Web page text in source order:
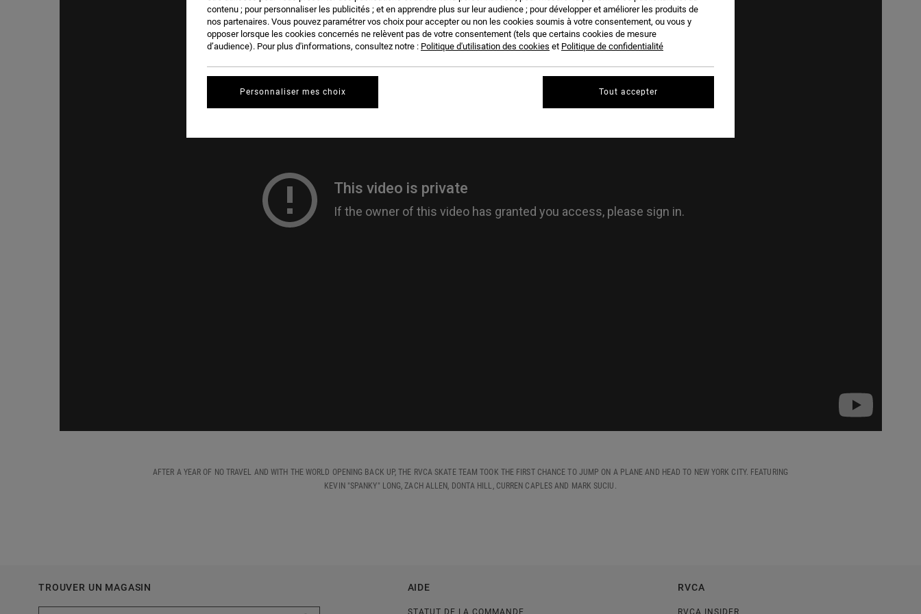
AFTER A YEAR OF NO TRAVEL AND WITH THE WORLD OPENING BACK UP, THE RVCA SKATE TEAM TOOK THE FIRST CHANCE TO JUMP ON A PLANE AND HEAD TO NEW YORK CITY. FEATURING
KEVIN "SPANKY" LONG, ZACH ALLEN, DONTA HILL, CURREN CAPLES AND MARK SUCIU.
TROUVER UN MAGASIN AIDE
STATUT DE LA COMMANDE
RVCA
RVCA INSIDER
contenu ; pour personnaliser les publicités ; et en apprendre plus sur leur audience ; pour développer et améliorer les produits de
nos partenaires. Vous pouvez paramétrer vos choix pour accepter ou non les cookies soumis à votre consentement, ou vous y
opposer lorsque les cookies concernés ne relèvent pas de votre consentement (tels que certains cookies de mesure
d’audience). Pour plus d'informations, consultez notre : Politique d'utilisation des cookies et Politique de confidentialité
Personnaliser mes choix Tout accepter